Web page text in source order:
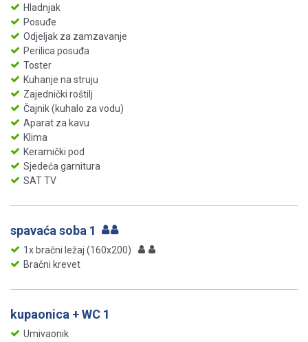
Hladnjak
Posuđe
Odjeljak za zamzavanje
Perilica posuđa
Toster
Kuhanje na struju
Zajednički roštilj
Čajnik (kuhalo za vodu)
Aparat za kavu
Klima
Keramički pod
Sjedeća garnitura
SAT TV
spavaća soba 1
1x bračni ležaj (160x200)
Bračni krevet
kupaonica + WC 1
Umivaonik